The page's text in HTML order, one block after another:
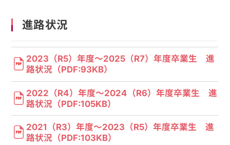
進路状況
2023（R5）年度～2025（R7）年度卒業生 進
路状況（PDF:93KB）
2022（R4）年度～2024（R6）年度卒業生 進
路状況（PDF:105KB）
2021（R3）年度～2023（R5）年度卒業生 進
路状況（PDF:103KB）